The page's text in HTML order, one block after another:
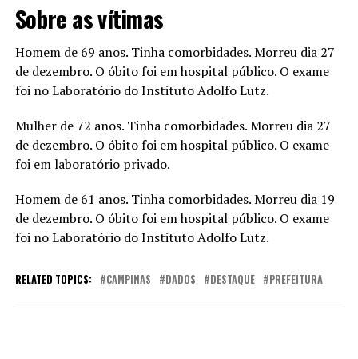
Sobre as vítimas
Homem de 69 anos. Tinha comorbidades. Morreu dia 27
de dezembro. O óbito foi em hospital público. O exame
foi no Laboratório do Instituto Adolfo Lutz.
Mulher de 72 anos. Tinha comorbidades. Morreu dia 27
de dezembro. O óbito foi em hospital público. O exame
foi em laboratório privado.
Homem de 61 anos. Tinha comorbidades. Morreu dia 19
de dezembro. O óbito foi em hospital público. O exame
foi no Laboratório do Instituto Adolfo Lutz.
RELATED TOPICS: CAMPINAS DADOS DESTAQUE PREFEITURA